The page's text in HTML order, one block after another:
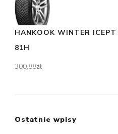
HANKOOK WINTER
81H
300,88zł
Ostatnie wpisy